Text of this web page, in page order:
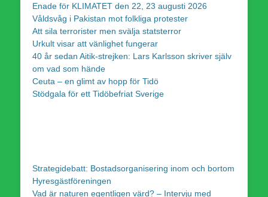
Enade för KLIMATET den 22, 23 augusti 2026
Våldsvåg i Pakistan mot folkliga protester
Att sila terrorister men svälja statsterror
Urkult visar att vänlighet fungerar
40 år sedan Aitik-strejken: Lars Karlsson skriver själv
om vad som hände
Ceuta – en glimt av hopp för Tidö
Stödgala för ett Tidöbefriat Sverige
Strategidebatt: Bostadsorganisering inom och bortom
Hyresgästföreningen
Vad är naturen egentligen värd? – Intervju med